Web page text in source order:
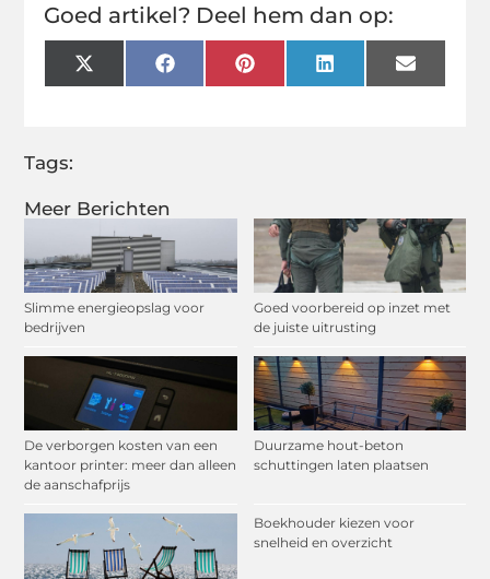
Meer Berichten
Slimme energieopslag voor
bedrijven
Goed voorbereid op inzet met
de juiste uitrusting
De verborgen kosten van een
kantoor printer: meer dan alleen
de aanschafprijs
Duurzame hout-beton
schuttingen laten plaatsen
Boekhouder kiezen voor
snelheid en overzicht
Goed artikel? Deel hem dan op:
X
(Twitter)
FacebookPinterestLinkedInEmail
Tags: